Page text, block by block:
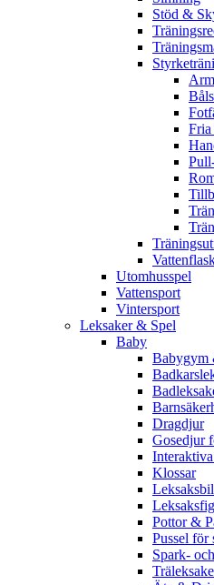
Stöd &
Utomhusspel
Vattensport
Vintersport
Leksaker & Spel
Baby
Babygym
Dragdjur
Gosedjur
Klossar
Pottor &
Pussel för
Spark-